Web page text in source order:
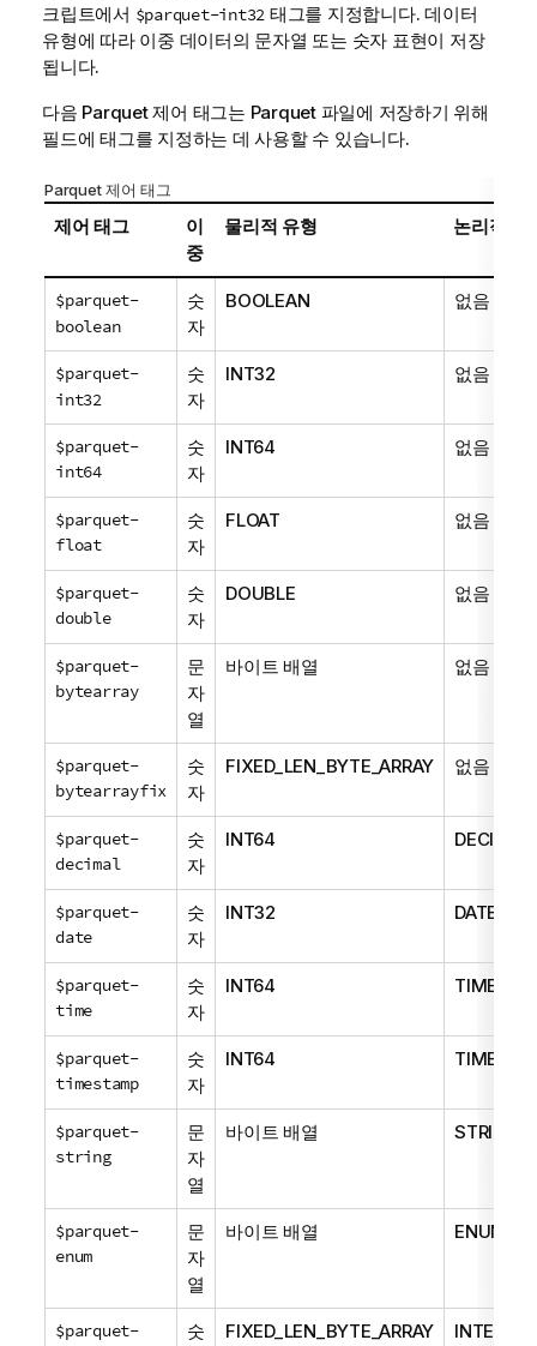
크립트에서 $parquet-int32 태그를 지정합니다. 데이터
유형에 따라 이중 데이터의 문자열 또는 숫자 표현이 저장
됩니다.
다음 Parquet 제어 태그는 Parquet 파일에 저장하기 위해
필드에 태그를 지정하는 데 사용할 수 있습니다.
Parquet 제어 태그
제어 태그
이
중
물리적 유형 논리적 유
$parquet-
boolean
숫
자
BOOLEAN 없음
$parquet-
int32
숫
자
INT32 없음
$parquet-
int64
숫
자
INT64 없음
$parquet-
float
숫
자
FLOAT 없음
$parquet-
double
숫
자
DOUBLE 없음
$parquet-
bytearray
문
자
열
바이트 배열 없음
$parquet-
bytearrayfix
숫
자
FIXED_LEN_BYTE_ARRAY 없음
$parquet-
decimal
숫
자
INT64 DECIMAL
$parquet-
date
숫
자
INT32 DATE
$parquet-
time
숫
자
INT64 TIME
$parquet-
timestamp
숫
자
INT64
$parquet-
string
문
자
열
바이트 배열 STRING
$parquet-
enum
문
자
열
바이트 배열 ENUM
$parquet-
숫 FIXED_LEN_BYTE_ARRAY INTERVAL